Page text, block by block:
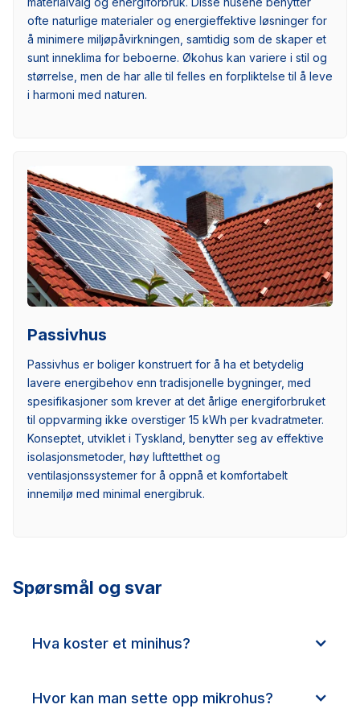
ofte naturlige materialer og energieffektive løsninger for
å minimere miljøpåvirkningen, samtidig som de skaper et
sunt inneklima for beboerne. Økohus kan variere i stil og
størrelse, men de har alle til felles en forpliktelse til å leve
i harmoni med naturen.
Passivhus
Passivhus er boliger konstruert for å ha et betydelig
lavere energibehov enn tradisjonelle bygninger, med
spesifikasjoner som krever at det årlige energiforbruket
til oppvarming ikke overstiger 15 kWh per kvadratmeter.
Konseptet, utviklet i Tyskland, benytter seg av effektive
isolasjonsmetoder, høy lufttetthet og
ventilasjonssystemer for å oppnå et komfortabelt
innemiljø med minimal energibruk.
Spørsmål og svar
Hva koster et minihus?
Hvor kan man sette opp mikrohus?